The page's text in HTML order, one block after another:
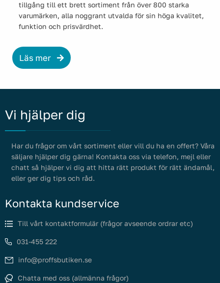
tillgång till ett brett sortiment från över 800 starka
varumärken, alla noggrant utvalda för sin höga kvalitet,
funktion och prisvärdhet.
Läs mer
Vi hjälper dig
Har du frågor om vårt sortiment eller vill du ha en offert? Våra
säljare hjälper dig gärna! Kontakta oss via telefon, mejl eller
chatt så hjälper vi dig att hitta rätt produkt för rätt ändamål,
eller ger dig tips och råd.
Kontakta kundservice
Till vårt kontaktformulär (frågor avseende ordrar etc)
031-455 222
info@proffsbutiken.se
Chatta med oss (allmänna frågor)